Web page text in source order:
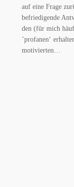
auf eine Frage
befriedigende
den (für mich
’profanen‘
motivierten…